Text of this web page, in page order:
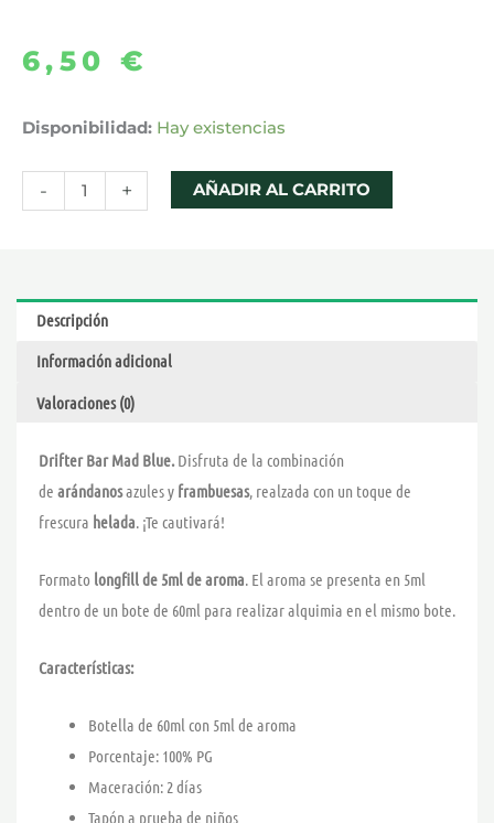
6,50 €
Disponibilidad: Hay existencias
-
AROMA
BLUE
5ML/60
DRIFTER
HYPER
cantidad
+ AÑADIR AL CARRITO
Descripción
Información adicional
Valoraciones (0)
Drifter Bar Mad Blue. Disfruta de la combinación
de arándanosazules y frambuesas, realzada con un toque de
frescura helada. ¡Te cautivará!
Formato longfill de 5ml de aroma. El aroma se presenta en 5ml
dentro de un bote de 60ml para realizar alquimia en el mismo bote.
Características:
Botella de 60ml con 5ml de aroma
Porcentaje: 100% PG
Maceración: 2 días
Tapón a prueba de niños